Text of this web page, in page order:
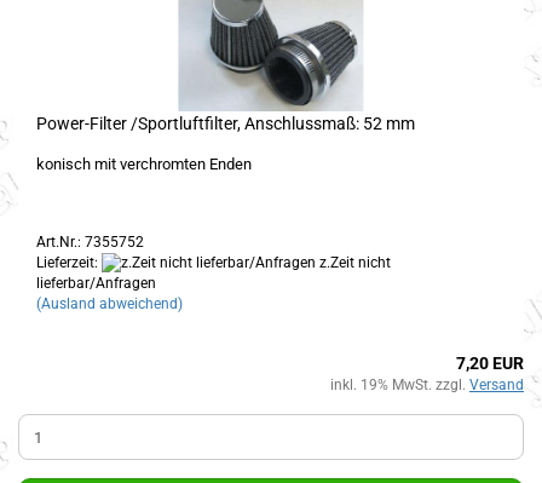
Power-Filter /Sportluftfilter, Anschlussmaß: 52 mm
konisch mit verchromten Enden
Art.Nr.: 7355752
Lieferzeit:
z.Zeit nicht
lieferbar/Anfragen
(Ausland abweichend)
7,20 EUR
inkl. 19% MwSt. zzgl. Versand